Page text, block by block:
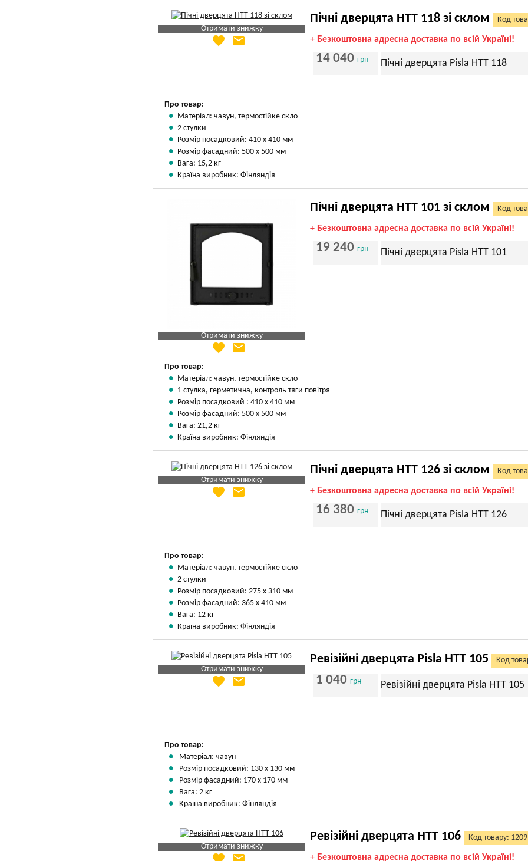
Отримати знижку
Яка Ваша ціна
favorite email
Пічні дверцята HTT 118 зі склом Код
+ Безкоштовна адресна доставка по всій Україні!
14 040 грн Пічні дверцята Pisla HTT 118
Про товар:
Матеріал: чавун, термостійке скло
2 стулки
Розмір посадковий: 410 х 410 мм
Розмір фасадний: 500 х 500 мм
Вага: 15,2 кг
Країна виробник: Фінляндія
Отримати знижку
Яка Ваша ціна
Вказати мою ціну
favorite email
Пічні дверцята HTT 101 зі склом Код
+ Безкоштовна адресна доставка по всій Україні!
19 240 грн Пічні дверцята Pisla HTT 101
Про товар:
Матеріал: чавун, термостійке скло
1 стулка, герметична, контроль тяги повітря
Розмір посадковий : 410 х 410 мм
Розмір фасадний: 500 х 500 мм
Вага: 21,2 кг
Країна виробник: Фінляндія
Отримати знижку
Яка Ваша ціна
favorite email
Пічні дверцята HTT 126 зі склом Код
+ Безкоштовна адресна доставка по всій Україні!
16 380 грн Пічні дверцята Pisla HTT 126
Про товар:
Матеріал: чавун, термостійке скло
2 стулки
Розмір посадковий: 275 х 310 мм
Розмір фасадний: 365 х 410 мм
Вага: 12 кг
Країна виробник: Фінляндія
Отримати знижку
Яка Ваша ціна
favorite email
Ревізійні дверцята Pisla HTT 105 Код
1 040 грн Ревізійні дверцята Pisla HTT 105
Про товар:
Матеріал: чавун
Розмір посадковий: 130 х 130 мм
Розмір фасадний: 170 х 170 мм
Вага: 2 кг
Країна виробник: Фінляндія
Отримати знижку
Яка Ваша ціна
Ревізійні дверцята HTT 106 Код товару: 1209
+ Безкоштовна адресна доставка по всій Україні!